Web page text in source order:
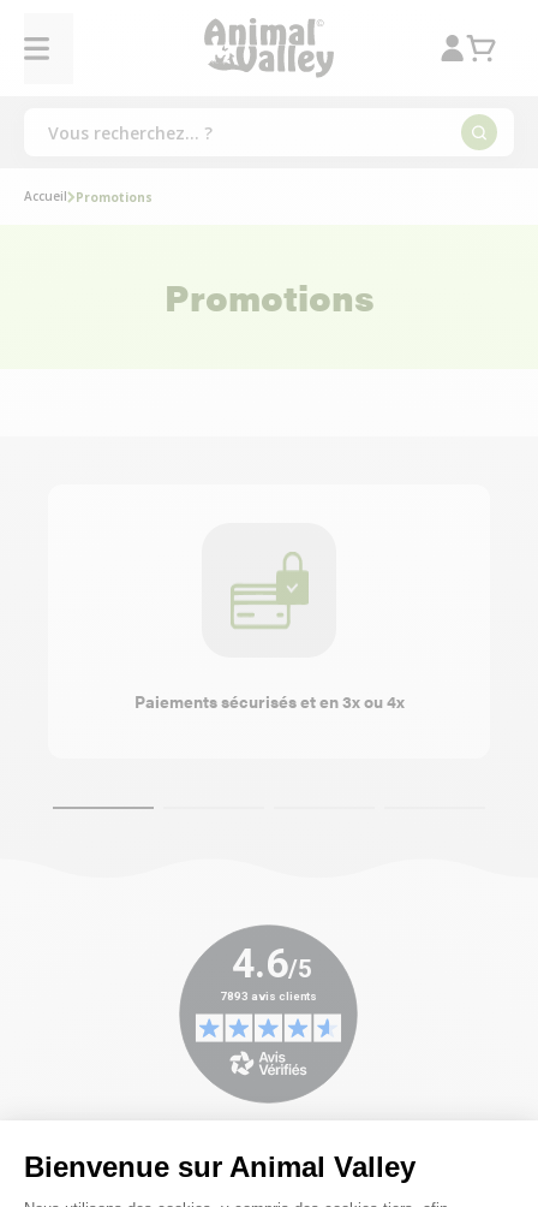
Bienvenue sur Animal Valley
Accueil Promotions
Promotions
Paiements sécurisés et en 3x ou 4x
Publié le 05/08/2026